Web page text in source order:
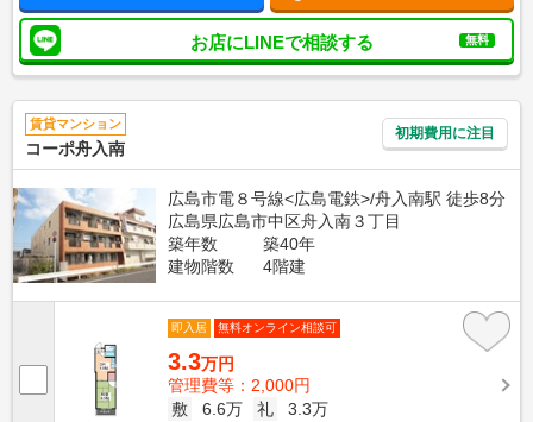
お店にLINEで相談する 無料
賃貸マンション
コーポ舟入南
初期費用に注目
広島市電８号線<広島電鉄>/舟入南駅 徒歩8分
広島県広島市中区舟入南３丁目
築年数
築40年
建物階数
4階建
即入居 無料オンライン相談可
3.3万円
管理費等：2,000円
敷
6.6万 礼
3.3万